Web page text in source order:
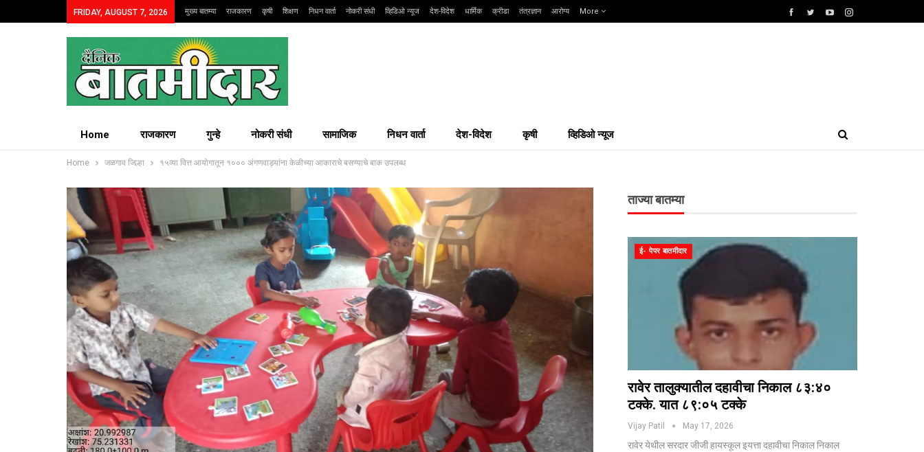
FRIDAY, AUGUST 7, 2026 मुख्य बातम्या राजकारण कृषी शिक्षण निधन वार्ता नोकरी संधी व्हिडिओ न्यूज देश-विदेश धार्मिक क्रीडा तंत्रज्ञान आरोग्य More
Home राजकारण गुन्हे नोकरी संधी सामाजिक निधन वार्ता देश-विदेश कृषी व्हिडिओ न्यूज
Home जळगाव जिल्हा १५व्या वित्त आयोगातून १००० अंगणवाड्यांना केळीच्या आकाराचे बसण्याचे बाक उपलब्ध
ताज्या बातम्या
ई- पेपर बातमीदार
रावेर तालुक्यातील दहावीचा निकाल ८३:४०
टक्के. यात ८९:०५ टक्के
Vijay Patil May 17, 2026
रावेर येथील सरदार जीजी हायस्कूल इयत्ता दहावीचा निकाल निकाल